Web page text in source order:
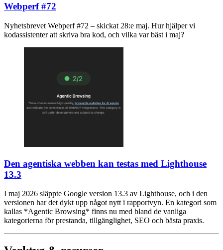
Webperf #72
Nyhetsbrevet Webperf #72 – skickat 28:e maj. Hur hjälper vi
kodassistenter att skriva bra kod, och vilka var bäst i maj?
Den agentiska webben kan testas med Lighthouse
13.3
I maj 2026 släppte Google version 13.3 av Lighthouse, och i den
versionen har det dykt upp något nytt i rapportvyn. En kategori som
kallas *Agentic Browsing* finns nu med bland de vanliga
kategorierna för prestanda, tillgänglighet, SEO och bästa praxis.